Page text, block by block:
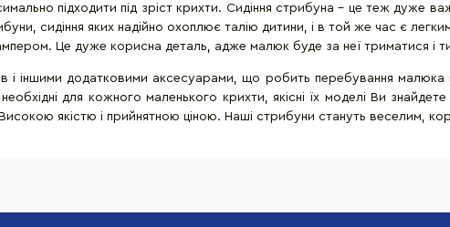
підходити під зріст крихти. Сидіння стрибуна - це теж дуже
сидіння яких надійно охоплює талію дитини, і в той же час є
Це дуже корисна деталь, адже малюк буде за неї триматися і
і іншими додатковими аксесуарами, що робить перебування
для кожного маленького крихти, якісні їх моделі Ви
якістю і прийнятною ціною. Наші стрибуни стануть веселим,